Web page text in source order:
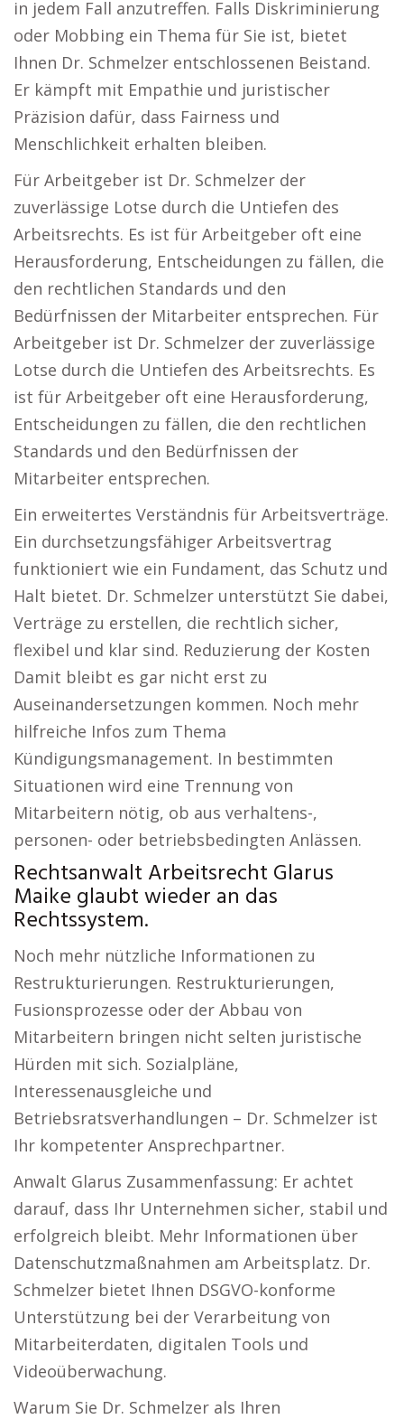
in jedem Fall anzutreffen. Falls Diskriminierung
oder Mobbing ein Thema für Sie ist, bietet
Ihnen Dr. Schmelzer entschlossenen Beistand.
Er kämpft mit Empathie und juristischer
Präzision dafür, dass Fairness und
Menschlichkeit erhalten bleiben.
Für Arbeitgeber ist Dr. Schmelzer der
zuverlässige Lotse durch die Untiefen des
Arbeitsrechts. Es ist für Arbeitgeber oft eine
Herausforderung, Entscheidungen zu fällen, die
den rechtlichen Standards und den
Bedürfnissen der Mitarbeiter entsprechen. Für
Arbeitgeber ist Dr. Schmelzer der zuverlässige
Lotse durch die Untiefen des Arbeitsrechts. Es
ist für Arbeitgeber oft eine Herausforderung,
Entscheidungen zu fällen, die den rechtlichen
Standards und den Bedürfnissen der
Mitarbeiter entsprechen.
Ein erweitertes Verständnis für Arbeitsverträge.
Ein durchsetzungsfähiger Arbeitsvertrag
funktioniert wie ein Fundament, das Schutz und
Halt bietet. Dr. Schmelzer unterstützt Sie dabei,
Verträge zu erstellen, die rechtlich sicher,
flexibel und klar sind. Reduzierung der Kosten
Damit bleibt es gar nicht erst zu
Auseinandersetzungen kommen. Noch mehr
hilfreiche Infos zum Thema
Kündigungsmanagement. In bestimmten
Situationen wird eine Trennung von
Mitarbeitern nötig, ob aus verhaltens-,
personen- oder betriebsbedingten Anlässen.
Rechtsanwalt Arbeitsrecht Glarus
Maike glaubt wieder an das
Rechtssystem.
Noch mehr nützliche Informationen zu
Restrukturierungen. Restrukturierungen,
Fusionsprozesse oder der Abbau von
Mitarbeitern bringen nicht selten juristische
Hürden mit sich. Sozialpläne,
Interessenausgleiche und
Betriebsratsverhandlungen – Dr. Schmelzer ist
Ihr kompetenter Ansprechpartner.
Anwalt Glarus Zusammenfassung: Er achtet
darauf, dass Ihr Unternehmen sicher, stabil und
erfolgreich bleibt. Mehr Informationen über
Datenschutzmaßnahmen am Arbeitsplatz. Dr.
Schmelzer bietet Ihnen DSGVO-konforme
Unterstützung bei der Verarbeitung von
Mitarbeiterdaten, digitalen Tools und
Videoüberwachung.
Warum Sie Dr. Schmelzer als Ihren